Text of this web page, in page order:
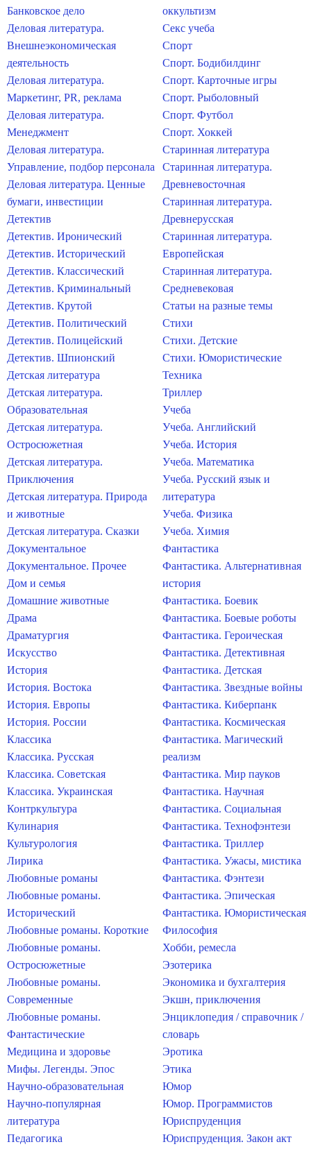
Банковское дело
Деловая литература.
Внешнеэкономическая
деятельность
Деловая литература.
Маркетинг, PR, реклама
Деловая литература.
Менеджмент
Деловая литература.
Управление, подбор персонала
Деловая литература. Ценные
бумаги, инвестиции
Детектив
Детектив. Иронический
Детектив. Исторический
Детектив. Классический
Детектив. Криминальный
Детектив. Крутой
Детектив. Политический
Детектив. Полицейский
Детектив. Шпионский
Детская литература
Детская литература.
Образовательная
Детская литература.
Остросюжетная
Детская литература.
Приключения
Детская литература. Природа
и животные
Детская литература. Сказки
Документальное
Документальное. Прочее
Дом и семья
Домашние животные
Драма
Драматургия
Искусство
История
История. Востока
История. Европы
История. России
Классика
Классика. Русская
Классика. Советская
Классика. Украинская
Контркультура
Кулинария
Культурология
Лирика
Любовные романы
Любовные романы.
Исторический
Любовные романы. Короткие
Любовные романы.
Остросюжетные
Любовные романы.
Современные
Любовные романы.
Фантастические
Медицина и здоровье
Мифы. Легенды. Эпос
Научно-образовательная
Научно-популярная
литература
Педагогика
оккультизм
Секс учеба
Спорт
Спорт. Бодибилдинг
Спорт. Карточные игры
Спорт. Рыболовный
Спорт. Футбол
Спорт. Хоккей
Старинная литература
Старинная литература.
Древневосточная
Старинная литература.
Древнерусская
Старинная литература.
Европейская
Старинная литература.
Средневековая
Статьи на разные темы
Стихи
Стихи. Детские
Стихи. Юмористические
Техника
Триллер
Учеба
Учеба. Английский
Учеба. История
Учеба. Математика
Учеба. Русский язык и
литература
Учеба. Физика
Учеба. Химия
Фантастика
Фантастика. Альтернативная
история
Фантастика. Боевик
Фантастика. Боевые роботы
Фантастика. Героическая
Фантастика. Детективная
Фантастика. Детская
Фантастика. Звездные войны
Фантастика. Киберпанк
Фантастика. Космическая
Фантастика. Магический
реализм
Фантастика. Мир пауков
Фантастика. Научная
Фантастика. Социальная
Фантастика. Технофэнтези
Фантастика. Триллер
Фантастика. Ужасы, мистика
Фантастика. Фэнтези
Фантастика. Эпическая
Фантастика. Юмористическая
Философия
Хобби, ремесла
Эзотерика
Экономика и бухгалтерия
Экшн, приключения
Энциклопедия / справочник /
словарь
Эротика
Этика
Юмор
Юмор. Программистов
Юриспруденция
Юриспруденция. Закон акт